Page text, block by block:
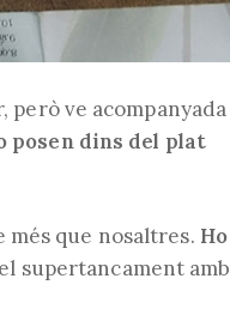
però ve acompanyada
posen dins del plat
més que nosaltres. Ho
supertancament amb